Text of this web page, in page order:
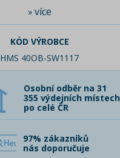
» více
KÓD VÝROBCE
HMS 40OB-SW1117
Osobní odběr na 31
355 výdejních místech
po celé ČR
97% zákazníků
nás doporučuje